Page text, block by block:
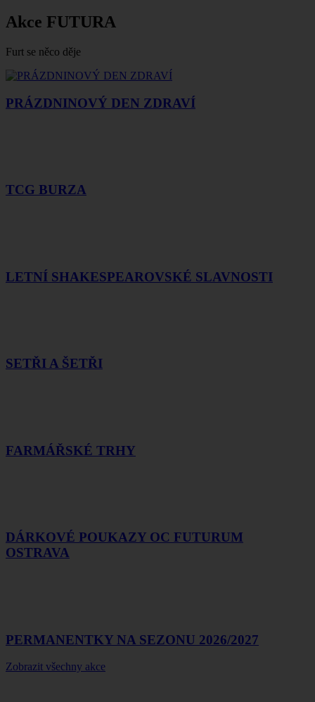
Akce FUTURA
Furt se něco děje
PRÁZDNINOVÝ DEN ZDRAVÍ
TCG BURZA
LETNÍ SHAKESPEAROVSKÉ SLAVNOSTI
SETŘI A ŠETŘI
FARMÁŘSKÉ TRHY
DÁRKOVÉ POUKAZY OC FUTURUM
OSTRAVA
PERMANENTKY NA SEZONU 2026/2027
Zobrazit všechny akce